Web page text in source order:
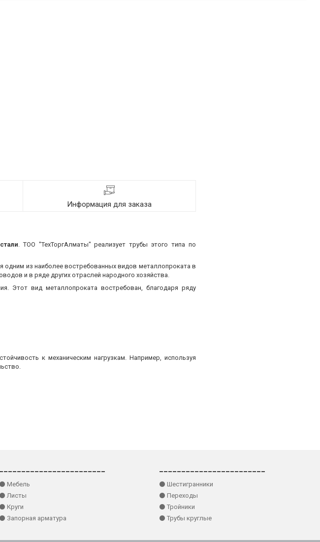
Информация для заказа
. ТОО "ТехТоргАлматы" реализует трубы этого типа по
из наиболее востребованных видов металлопроката в
и в ряде других отраслей народного хозяйства.
Этот вид металлопроката востребован, благодаря ряду
к механическим нагрузкам. Например, используя
⚫ Мебель
⚫ Листы
⚫ Круги
⚫ Запорная арматура
⚫ Шестигранники
⚫ Переходы
⚫ Тройники
⚫ Трубы круглые